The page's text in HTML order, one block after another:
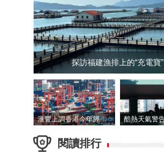
探訪福建漁排上的“充電寶”
滙豐上調香港今年經濟增長預測至4.5%
閱讀排行